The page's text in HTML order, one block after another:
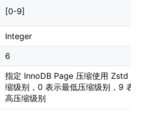
[0-9]
Integer
6
指定 InnoDB Page 压缩使用 Zstd 时
缩级别，0 表示最低压缩级别，9 表示
高压缩级别